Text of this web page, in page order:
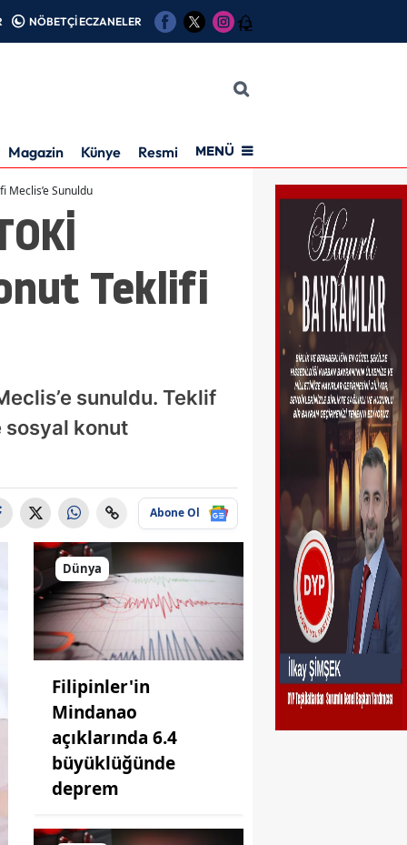
NÖBETÇİ ECZANELER 12
Magazin Künye Resmi İlanMENÜ
Meclis’e Sunuldu
Teklifi
sunuldu. Teklif
sosyal konut
Abone Ol
Dünya
Filipinler'in
Mindanao
açıklarında 6.4
büyüklüğünde
deprem